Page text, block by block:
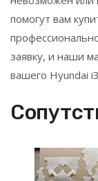
помогут вам
заявку, и наши
вашего Hyundai